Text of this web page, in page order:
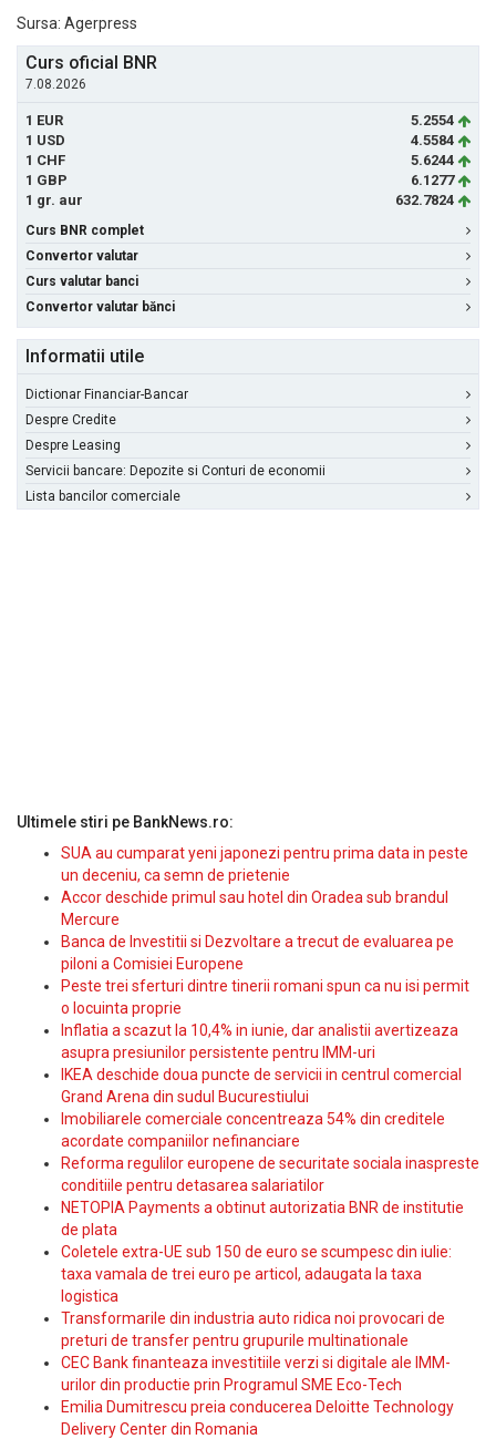
Sursa: Agerpress
Curs oficial BNR
7.08.2026
1 EUR
5.2554
1 USD
4.5584
1 CHF
5.6244
1 GBP
6.1277
1 gr. aur
632.7824
Curs BNR complet
Convertor valutar
Curs valutar banci
Convertor valutar bănci
Informatii utile
Dictionar Financiar-Bancar
Despre Credite
Despre Leasing
Servicii bancare: Depozite si Conturi de economii
Lista bancilor comerciale
Ultimele stiri pe BankNews.ro:
SUA au cumparat yeni japonezi pentru prima data in peste
un deceniu, ca semn de prietenie
Accor deschide primul sau hotel din Oradea sub brandul
Mercure
Banca de Investitii si Dezvoltare a trecut de evaluarea pe
piloni a Comisiei Europene
Peste trei sferturi dintre tinerii romani spun ca nu isi permit
o locuinta proprie
Inflatia a scazut la 10,4% in iunie, dar analistii avertizeaza
asupra presiunilor persistente pentru IMM-uri
IKEA deschide doua puncte de servicii in centrul comercial
Grand Arena din sudul Bucurestiului
Imobiliarele comerciale concentreaza 54% din creditele
acordate companiilor nefinanciare
Reforma regulilor europene de securitate sociala inaspreste
conditiile pentru detasarea salariatilor
NETOPIA Payments a obtinut autorizatia BNR de institutie
de plata
Coletele extra-UE sub 150 de euro se scumpesc din iulie:
taxa vamala de trei euro pe articol, adaugata la taxa
logistica
Transformarile din industria auto ridica noi provocari de
preturi de transfer pentru grupurile multinationale
CEC Bank finanteaza investitiile verzi si digitale ale IMM-
urilor din productie prin Programul SME Eco-Tech
Emilia Dumitrescu preia conducerea Deloitte Technology
Delivery Center din Romania